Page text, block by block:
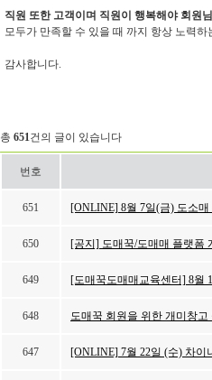
직원 또한 고객이며 직원이 행복해야 회원
모두가 만족할 수 있을 때 까지 항상 노력
감사합니다.
총 651건의 글이 있습니다
번호
651 [ONLINE] 8월 7일(금) 도소
650 [공지] 도매꾹/도매매 플랫폼
649 [도매꾹도매매교육센터] 8월
648 도매꾹 회원을 위한 개미창고
647 [ONLINE] 7월 22일 (수) 차이